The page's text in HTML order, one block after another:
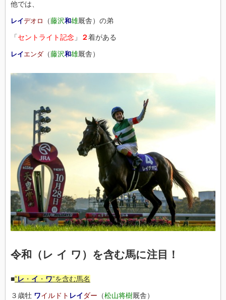
他では、
レイデオロ （藤沢和雄厩舎）の弟
「セントライト記念 」 ２着がある
レイエンダ （藤沢和雄厩舎）
令和（レ イ ワ）を含む馬に注目！
■”レ ・ イ ・ ワ”を含む馬名
３歳牡 ワイルドト レイ ダー （松山将樹厩舎）